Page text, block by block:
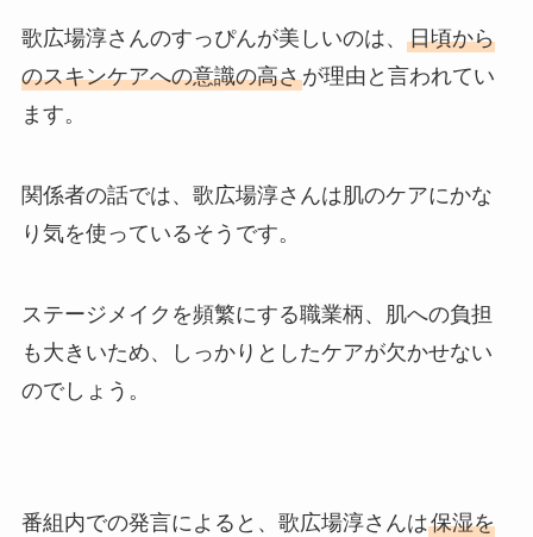
歌広場淳さんのすっぴんが美しいのは、 日頃から
のスキンケアへの意識の高さが理由と言われてい
ます。
関係者の話では、歌広場淳さんは肌のケアにかな
り気を使っているそうです。
ステージメイクを頻繁にする職業柄、肌への負担
も大きいため、しっかりとしたケアが欠かせない
のでしょう。
番組内での発言によると、歌広場淳さんは保湿を